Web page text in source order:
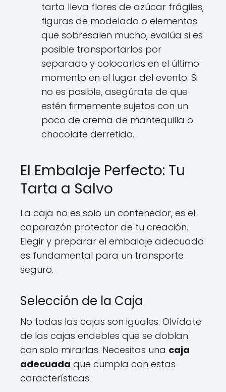
tarta lleva flores de azúcar frágiles,
figuras de modelado o elementos
que sobresalen mucho, evalúa si es
posible transportarlos por
separado y colocarlos en el último
momento en el lugar del evento. Si
no es posible, asegúrate de que
estén firmemente sujetos con un
poco de crema de mantequilla o
chocolate derretido.
El Embalaje Perfecto: Tu
Tarta a Salvo
La caja no es solo un contenedor, es el
caparazón protector de tu creación.
Elegir y preparar el embalaje adecuado
es fundamental para un transporte
seguro.
Selección de la Caja
No todas las cajas son iguales. Olvídate
de las cajas endebles que se doblan
con solo mirarlas. Necesitas una caja
adecuada que cumpla con estas
características: